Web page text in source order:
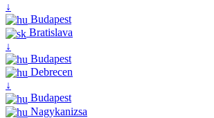
↓
Budapest
Bratislava
↓
Budapest
Debrecen
↓
Budapest
Nagykanizsa